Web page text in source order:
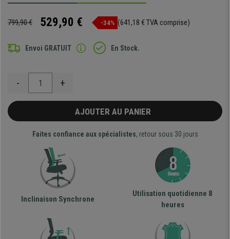
799,90 € 529,90 € -34% (641,18 € TVA comprise)
Envoi GRATUIT En Stock.
- +
AJOUTER AU PANIER
Faites confiance aux spécialistes, retour sous 30 jours
Inclinaison Synchrone
Utilisation quotidienne 8
heures